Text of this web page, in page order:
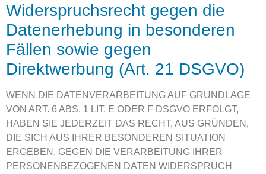
Widerspruchsrecht gegen die
Datenerhebung in besonderen
Fällen sowie gegen
Direktwerbung (Art. 21 DSGVO)
WENN DIE DATENVERARBEITUNG AUF GRUNDLAGE
VON ART. 6 ABS. 1 LIT. E ODER F DSGVO ERFOLGT,
HABEN SIE JEDERZEIT DAS RECHT, AUS GRÜNDEN,
DIE SICH AUS IHRER BESONDEREN SITUATION
ERGEBEN, GEGEN DIE VERARBEITUNG IHRER
PERSONENBEZOGENEN DATEN WIDERSPRUCH